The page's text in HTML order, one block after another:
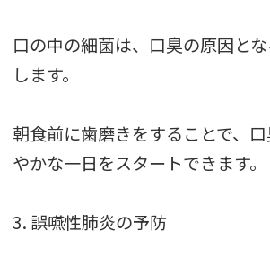
口の中の細菌は、口臭の原因と
します。
朝食前に歯磨きをすることで、
やかな一日をスタートできます。
3. 誤嚥性肺炎の予防